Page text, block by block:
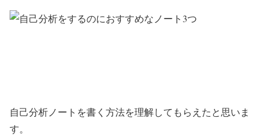
自己分析ノートを書く方法を理解してもらえたと思いま
す。